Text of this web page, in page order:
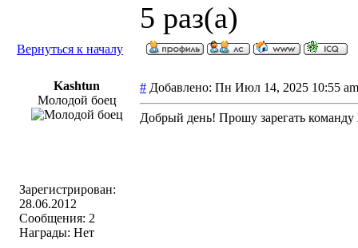
5 раз(а)
Вернуться к началу
Kashtun
Молодой боец
Зарегистрирован:
28.06.2012
Сообщения: 2
Награды: Нет
# Добавлено: Пн Июл 14, 2025 10:55
Добрый день! Прошу зарегать